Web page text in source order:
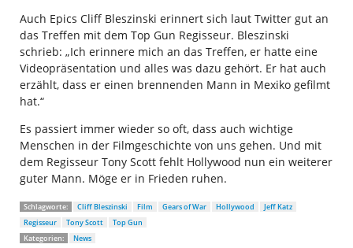
Auch Epics Cliff Bleszinski erinnert sich laut Twitter gut an
das Treffen mit dem Top Gun Regisseur. Bleszinski
schrieb: „Ich erinnere mich an das Treffen, er hatte eine
Videopräsentation und alles was dazu gehört. Er hat auch
erzählt, dass er einen brennenden Mann in Mexiko gefilmt
hat.“
Es passiert immer wieder so oft, dass auch wichtige
Menschen in der Filmgeschichte von uns gehen. Und mit
dem Regisseur Tony Scott fehlt Hollywood nun ein weiterer
guter Mann. Möge er in Frieden ruhen.
Schlagworte: Cliff Bleszinski Film Gears of War Hollywood
Jeff Katz
Regisseur
Tony Scott
Top Gun
Kategorien:
News